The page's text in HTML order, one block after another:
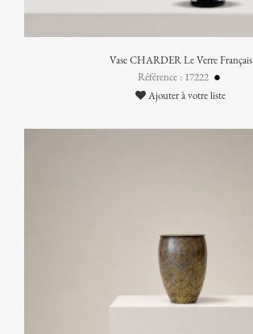
Vase CHARDER Le Verre Français
Référence : 17222
Ajouter à votre liste